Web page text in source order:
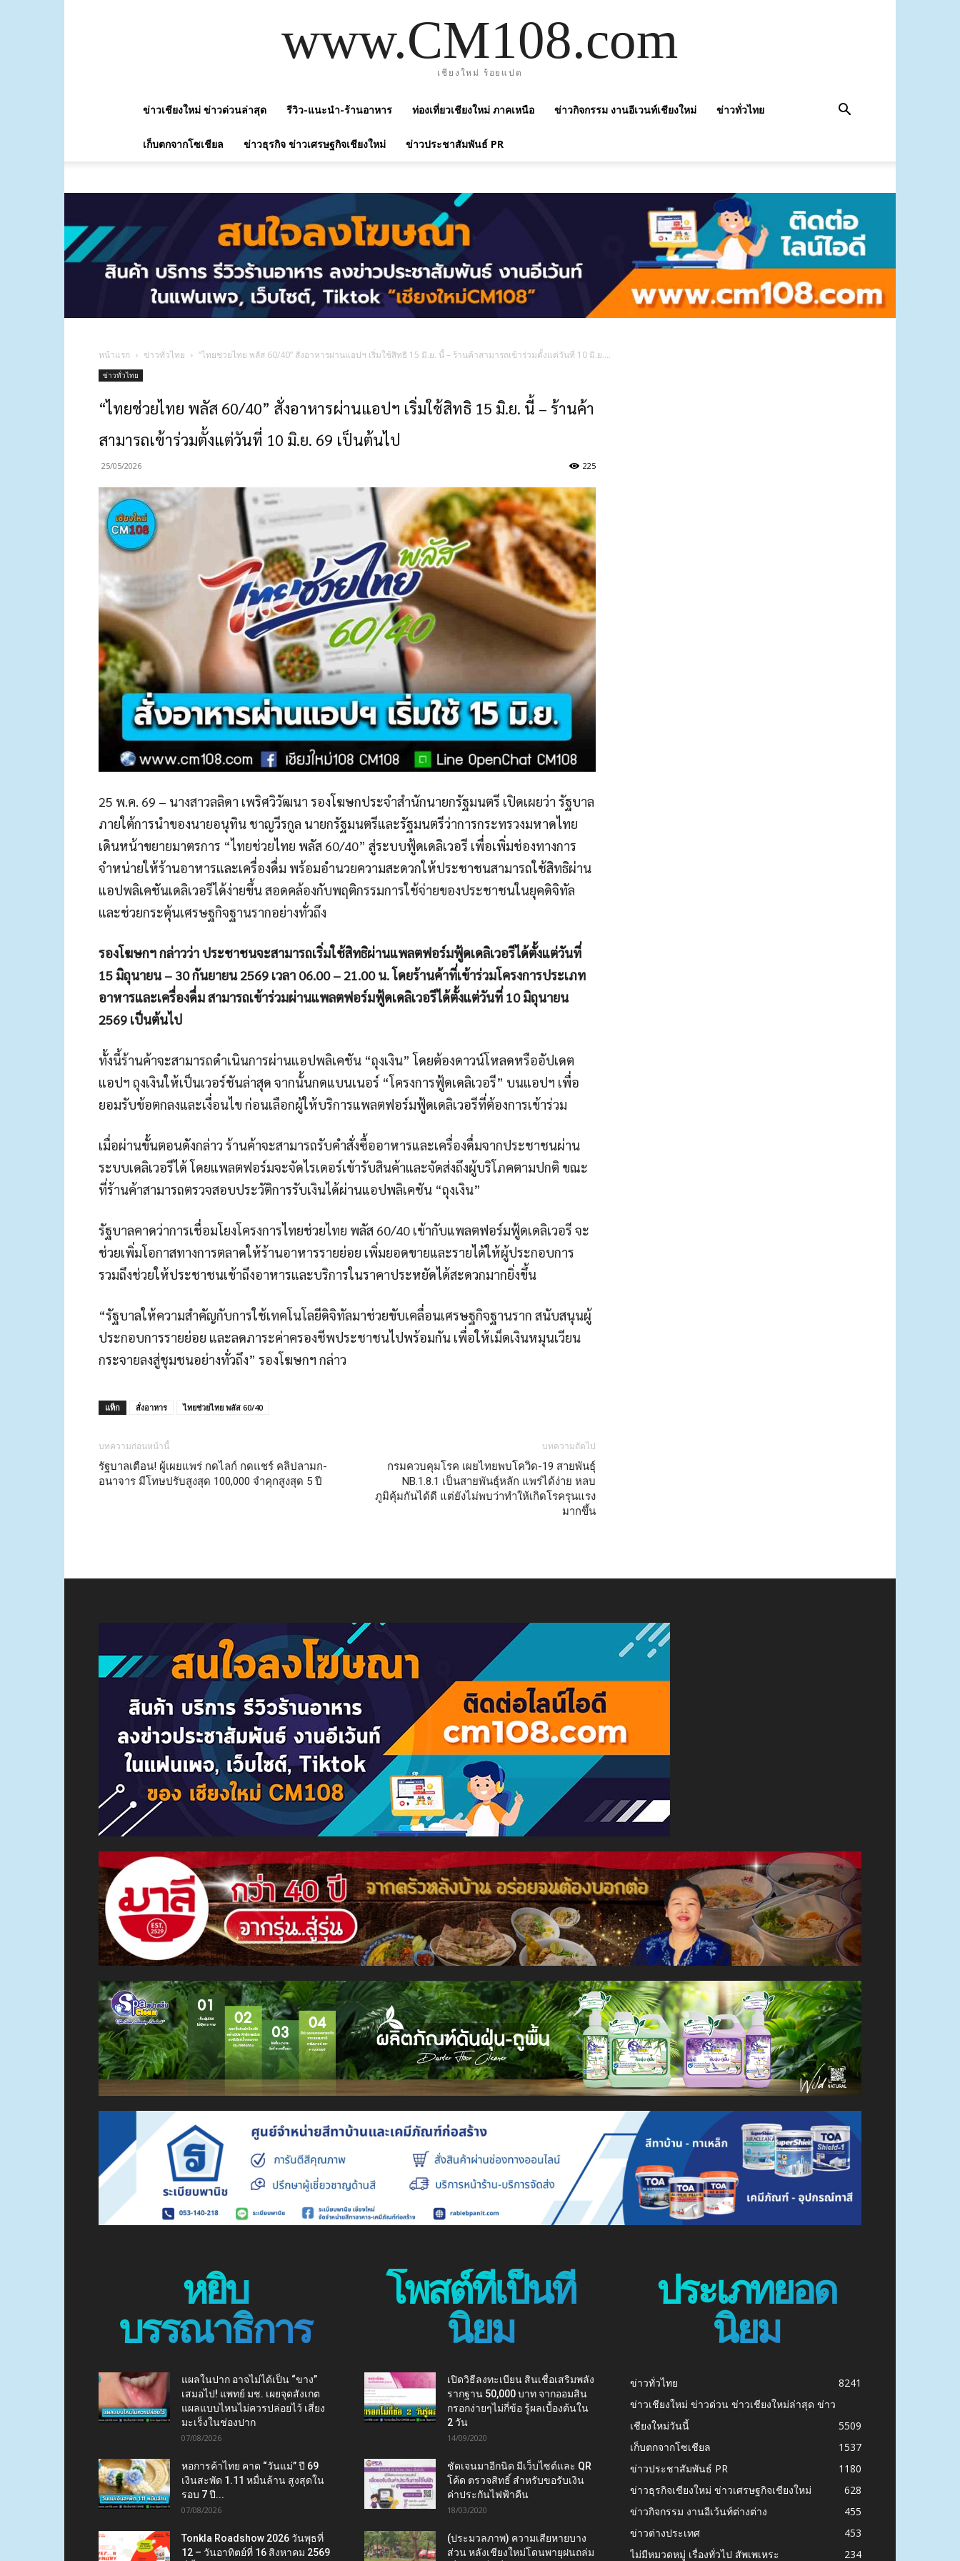
www.CM108.com
เชียงใหม่ ร้อยแปด
ข่าวเชียงใหม่ ข่าวด่วนล่าสุด รีวิว-แนะนำ-ร้านอาหาร ท่องเที่ยวเชียงใหม่ ภาคเหนือ ข่าวกิจกรรม งานอีเวนท์เชียงใหม่ ข่าวทั่วไทย
เก็บตกจากโซเชียล ข่าวธุรกิจ ข่าวเศรษฐกิจเชียงใหม่ ข่าวประชาสัมพันธ์ PR
หน้าแรก ข่าวทั่วไทย “ไทยช่วยไทย พลัส 60/40” สั่งอาหารผ่านแอปฯ เริ่มใช้สิทธิ 15 มิ.ย. นี้ – ร้านค้าสามารถเข้าร่วมตั้งแต่วันที่ 10 มิ.ย....
ข่าวทั่วไทย
“ไทยช่วยไทย พลัส 60/40” สั่งอาหารผ่านแอปฯ เริ่มใช้สิทธิ 15 มิ.ย. นี้ – ร้านค้า
สามารถเข้าร่วมตั้งแต่วันที่ 10 มิ.ย. 69 เป็นต้นไป
25/05/2026 225
25 พ.ค. 69 – นางสาวลลิดา เพริศวิวัฒนา รองโฆษกประจำสำนักนายกรัฐมนตรี เปิดเผยว่า รัฐบาล
ภายใต้การนำของนายอนุทิน ชาญวีรกูล นายกรัฐมนตรีและรัฐมนตรีว่าการกระทรวงมหาดไทย
เดินหน้าขยายมาตรการ “ไทยช่วยไทย พลัส 60/40” สู่ระบบฟู้ดเดลิเวอรี เพื่อเพิ่มช่องทางการ
จำหน่ายให้ร้านอาหารและเครื่องดื่ม พร้อมอำนวยความสะดวกให้ประชาชนสามารถใช้สิทธิผ่าน
แอปพลิเคชันเดลิเวอรีได้ง่ายขึ้น สอดคล้องกับพฤติกรรมการใช้จ่ายของประชาชนในยุคดิจิทัล
และช่วยกระตุ้นเศรษฐกิจฐานรากอย่างทั่วถึง
รองโฆษกฯ กล่าวว่า ประชาชนจะสามารถเริ่มใช้สิทธิผ่านแพลตฟอร์มฟู้ดเดลิเวอรีได้ตั้งแต่วันที่
15 มิถุนายน – 30 กันยายน 2569 เวลา 06.00 – 21.00 น. โดยร้านค้าที่เข้าร่วมโครงการประเภท
อาหารและเครื่องดื่ม สามารถเข้าร่วมผ่านแพลตฟอร์มฟู้ดเดลิเวอรีได้ตั้งแต่วันที่ 10 มิถุนายน
2569 เป็นต้นไป
ทั้งนี้ร้านค้าจะสามารถดำเนินการผ่านแอปพลิเคชัน “ถุงเงิน” โดยต้องดาวน์โหลดหรืออัปเดต
แอปฯ ถุงเงินให้เป็นเวอร์ชันล่าสุด จากนั้นกดแบนเนอร์ “โครงการฟู้ดเดลิเวอรี” บนแอปฯ เพื่อ
ยอมรับข้อตกลงและเงื่อนไข ก่อนเลือกผู้ให้บริการแพลตฟอร์มฟู้ดเดลิเวอรีที่ต้องการเข้าร่วม
เมื่อผ่านขั้นตอนดังกล่าว ร้านค้าจะสามารถรับคำสั่งซื้ออาหารและเครื่องดื่มจากประชาชนผ่าน
ระบบเดลิเวอรีได้ โดยแพลตฟอร์มจะจัดไรเดอร์เข้ารับสินค้าและจัดส่งถึงผู้บริโภคตามปกติ ขณะ
ที่ร้านค้าสามารถตรวจสอบประวัติการรับเงินได้ผ่านแอปพลิเคชัน “ถุงเงิน”
รัฐบาลคาดว่าการเชื่อมโยงโครงการไทยช่วยไทย พลัส 60/40 เข้ากับแพลตฟอร์มฟู้ดเดลิเวอรี จะ
ช่วยเพิ่มโอกาสทางการตลาดให้ร้านอาหารรายย่อย เพิ่มยอดขายและรายได้ให้ผู้ประกอบการ
รวมถึงช่วยให้ประชาชนเข้าถึงอาหารและบริการในราคาประหยัดได้สะดวกมากยิ่งขึ้น
“รัฐบาลให้ความสำคัญกับการใช้เทคโนโลยีดิจิทัลมาช่วยขับเคลื่อนเศรษฐกิจฐานราก สนับสนุนผู้
ประกอบการรายย่อย และลดภาระค่าครองชีพประชาชนไปพร้อมกัน เพื่อให้เม็ดเงินหมุนเวียน
กระจายลงสู่ชุมชนอย่างทั่วถึง” รองโฆษกฯ กล่าว
แท็ก สั่งอาหาร ไทยช่วยไทย พลัส 60/40
บทความก่อนหน้านี้
รัฐบาลเตือน! ผู้เผยแพร่ กดไลก์ กดแชร์ คลิปลามก-
อนาจาร มีโทษปรับสูงสุด 100,000 จำคุกสูงสุด 5 ปี
บทความถัดไป
กรมควบคุมโรค เผยไทยพบโควิด-19 สายพันธุ์
NB.1.8.1 เป็นสายพันธุ์หลัก แพร่ได้ง่าย หลบ
ภูมิคุ้มกันได้ดี แต่ยังไม่พบว่าทำให้เกิดโรครุนแรง
มากขึ้น
หยิบ
บรรณาธิการ
แผลในปาก อาจไม่ได้เป็น “ขาง”
เสมอไป! แพทย์ มช. เผยจุดสังเกต
แผลแบบไหนไม่ควรปล่อยไว้ เสี่ยง
มะเร็งในช่องปาก
07/08/2026
หอการค้าไทย คาด “วันแม่” ปี 69
เงินสะพัด 1.11 หมื่นล้าน สูงสุดใน
รอบ 7 ปี...
07/08/2026
Tonkla Roadshow 2026 วันพุธที่
12 – วันอาทิตย์ที่ 16 สิงหาคม 2569
โพสต์ที่เป็นที่
นิยม
เปิดวิธีลงทะเบียน สินเชื่อเสริมพลัง
รากฐาน 50,000 บาท จากออมสิน
กรอกง่ายๆไม่กี่ข้อ รู้ผลเบื้องต้นใน
2 วัน
14/09/2020
ชัดเจนมาอีกนิด มีเว็บไซต์และ QR
โค้ด ตรวจสิทธิ์ สำหรับขอรับเงิน
ค่าประกันไฟฟ้าคืน
18/03/2020
(ประมวลภาพ) ความเสียหายบาง
ส่วน หลังเชียงใหม่โดนพายุฝนถล่ม
ประเภทยอด
นิยม
ข่าวทั่วไทย
8241
ข่าวเชียงใหม่ ข่าวด่วน ข่าวเชียงใหม่ล่าสุด ข่าว
เชียงใหม่วันนี้
5509
เก็บตกจากโซเชียล
1537
ข่าวประชาสัมพันธ์ PR
1180
ข่าวธุรกิจเชียงใหม่ ข่าวเศรษฐกิจเชียงใหม่
628
ข่าวกิจกรรม งานอีเว้นท์ต่างต่าง
455
ข่าวต่างประเทศ
453
ไม่มีหมวดหมู่ เรื่องทั่วไป สัพเพเหระ
234